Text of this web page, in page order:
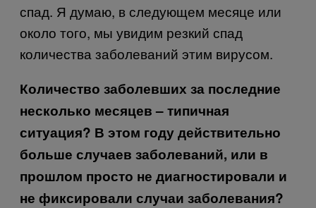
спад. Я думаю, в следующем месяце или
около того, мы увидим резкий спад
количества заболеваний этим вирусом.
Количество заболевших за последние
несколько месяцев – типичная
ситуация? В этом году действительно
больше случаев заболеваний, или в
прошлом просто не диагностировали и
не фиксировали случаи заболевания?